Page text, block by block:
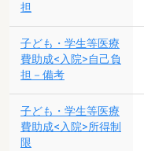
担
子ども・学生等医療
費助成<入院>自己負
担－備考
子ども・学生等医療
費助成<入院>所得制
限